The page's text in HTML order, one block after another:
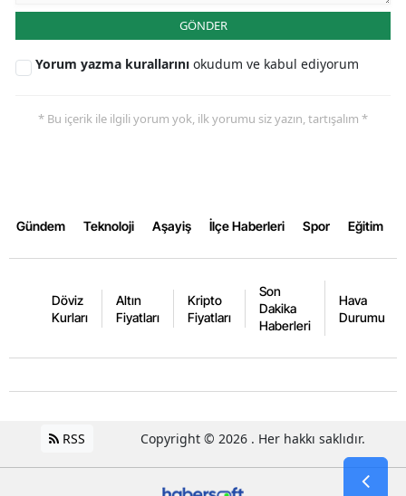
Ordu
Samsun
Sivas
Tokat
GÖNDER
Yorum yazma kurallarını okudum ve kabul ediyorum
* Bu içerik ile ilgili yorum yok, ilk yorumu siz yazın, tartışalım *
Gündem Teknoloji Aşayiş İlçe Haberleri Spor Eğitim
Döviz
Kurları
Altın
Fiyatları
Kripto
Fiyatları
Son
Dakika
Haberleri
Hava
Durumu
RSS Copyright © 2026 . Her hakkı saklıdır.